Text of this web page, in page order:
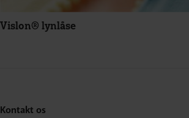
Vislon® lynlåse
Kontakt os